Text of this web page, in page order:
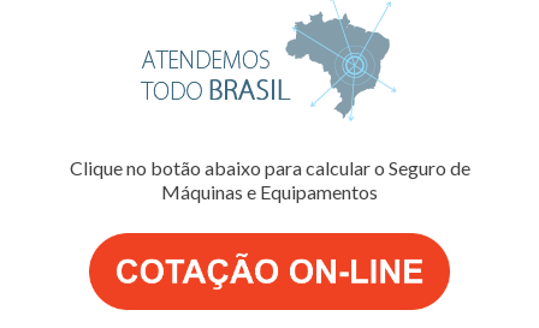
Clique no botão abaixo para calcular o Seguro de
Máquinas e Equipamentos